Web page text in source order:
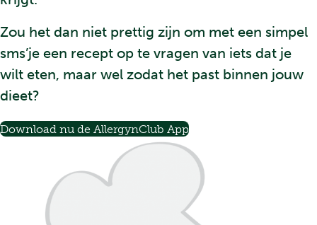
Zou het dan niet prettig zijn om met een simpel
sms’je een recept op te vragen van iets dat je
wilt eten, maar wel zodat het past binnen jouw
dieet?
Download nu de AllergynClub App